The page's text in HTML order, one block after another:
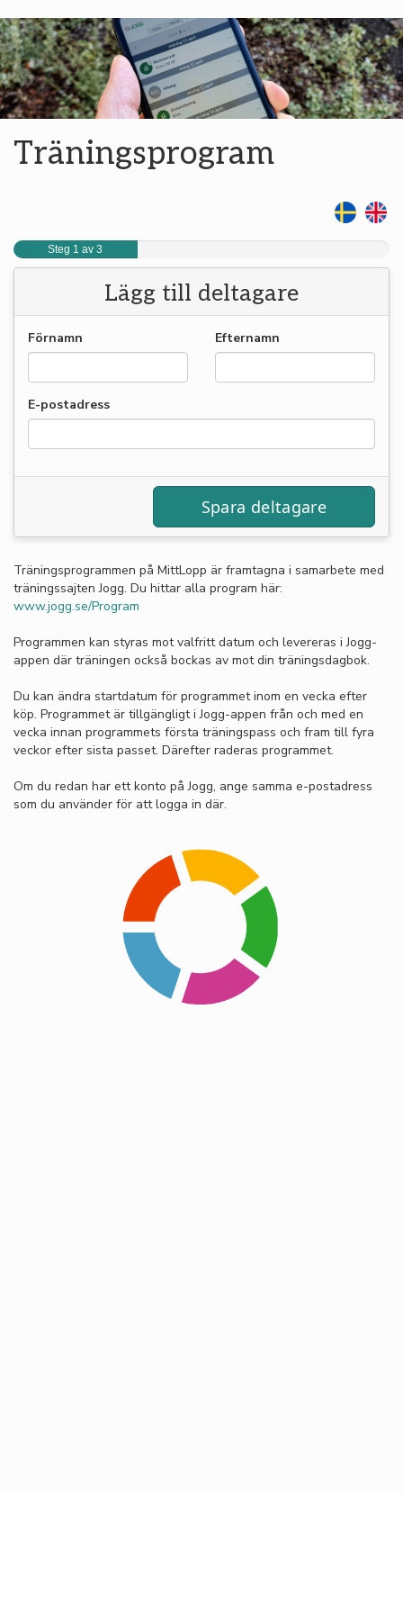
Träningsprogram
Steg 1 av 3
Lägg till deltagare
Förnamn Efternamn
E-postadress
Träningsprogrammen på MittLopp är framtagna i samarbete med
träningssajten Jogg. Du hittar alla program här:
www.jogg.se/Program
Programmen kan styras mot valfritt datum och levereras i Jogg-
appen där träningen också bockas av mot din träningsdagbok.
Du kan ändra startdatum för programmet inom en vecka efter
köp. Programmet är tillgängligt i Jogg-appen från och med en
vecka innan programmets första träningspass och fram till fyra
veckor efter sista passet. Därefter raderas programmet.
Om du redan har ett konto på Jogg, ange samma e-postadress
som du använder för att logga in där.